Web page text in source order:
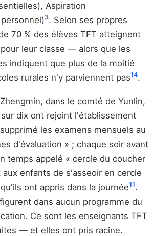
Aspiration
3. Selon ses propres
70 % des élèves TFT atteignent
leur classe — alors que les
indiquent que plus de la moitié
rurales n'y parviennent pas14.
dans le comté de Yunlin,
dix ont rejoint l'établissement
les examens mensuels au
d'évaluation » ; chaque soir avant
temps appelé « cercle du coucher
enfants de s'asseoir en cercle
ont appris dans la journée11.
dans aucun programme du
Ce sont les enseignants TFT
— et elles ont pris racine.